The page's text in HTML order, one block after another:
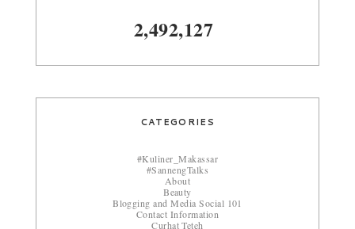
2,492,127
CATEGORIES
#Kuliner_Makassar
#SannengTalks
About
Beauty
Blogging and Media Social 101
Contact Information
Curhat Teteh